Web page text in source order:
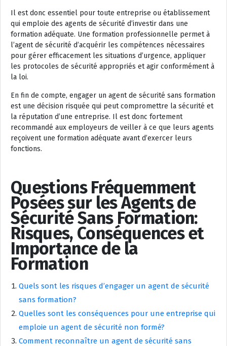
Il est donc essentiel pour toute entreprise ou établissement
qui emploie des agents de sécurité d’investir dans une
formation adéquate. Une formation professionnelle permet à
l’agent de sécurité d’acquérir les compétences nécessaires
pour gérer efficacement les situations d’urgence, appliquer
les protocoles de sécurité appropriés et agir conformément à
la loi.
En fin de compte, engager un agent de sécurité sans formation
est une décision risquée qui peut compromettre la sécurité et
la réputation d’une entreprise. Il est donc fortement
recommandé aux employeurs de veiller à ce que leurs agents
reçoivent une formation adéquate avant d’exercer leurs
fonctions.
Questions Fréquemment
Posées sur les Agents de
Sécurité Sans Formation:
Risques, Conséquences et
Importance de la
Formation
Quels sont les risques d’engager un agent de sécurité
sans formation?
Quelles sont les conséquences pour une entreprise qui
emploie un agent de sécurité non formé?
Comment reconnaître un agent de sécurité sans